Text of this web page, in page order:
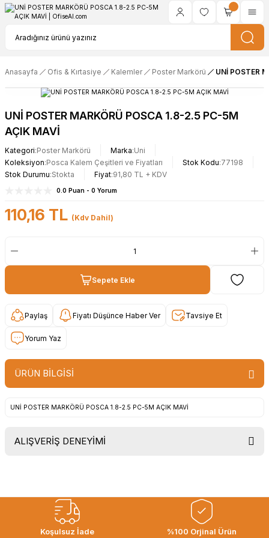
Anasayfa Ofis & Kırtasiye Kalemler Poster Markörü UNİ POSTER
UNİ POSTER MARKÖRÜ POSCA 1.8-2.5 PC-5M
AÇIK MAVİ
Kategori Poster Markörü Marka Uni
Koleksiyon Posca Kalem Çeşitleri ve Fiyatları Stok Kodu 77198
Stok Durumu Stokta Fiyat 91,80 TL + KDV
0.0 Puan - 0 Yorum
110,16 TL (Kdv Dahil)
Sepete Ekle
Paylaş Fiyatı Düşünce Haber Ver Tavsiye Et
Yorum Yaz
ÜRÜN BİLGİSİ
UNİ POSTER MARKÖRÜ POSCA 1.8-2.5 PC-5M AÇIK MAVİ
ALIŞVERİŞ DENEYİMİ
gorusmek uzere, hayirli ve bol
kazanclar dilerim.
İbrahim Ertuğrul ARSLANOĞLU |
Koşulsuz İade
%100 Orjinal Ürün